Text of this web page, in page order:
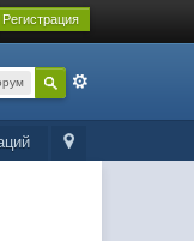
Регистрация